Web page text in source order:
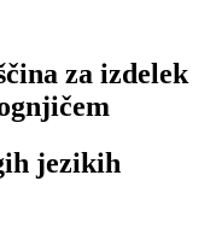
za izdelek
jezikih